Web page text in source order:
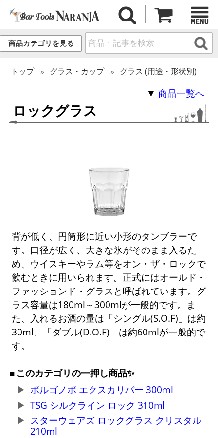
商品カテゴリを見る
トップ グラス・カップ グラス (用途・形状別)
ロックグラス
▼商品一覧へ
背が低く、円筒形に近い小形のタンブラーで
す。口径が広く、大きな氷がそのまま入るた
め、ウイスキーやラム等をオン・ザ・ロックで
飲むときに用いられます。正式にはオールド・
ファッションド・グラスと呼ばれています。グ
ラス容量は180ml～300mlが一般的です。ま
た、入れるお酒の量は「シングル(S.O.F)」は約
30ml、「ダブル(D.O.F)」は約60mlが一般的で
す。
このカテゴリの一押し商品✨
ボルゴノボ エクスカリバー 300ml
TSG シルクライン ロック 310ml
スターウェアズ ロックグラス クリスタル
210ml